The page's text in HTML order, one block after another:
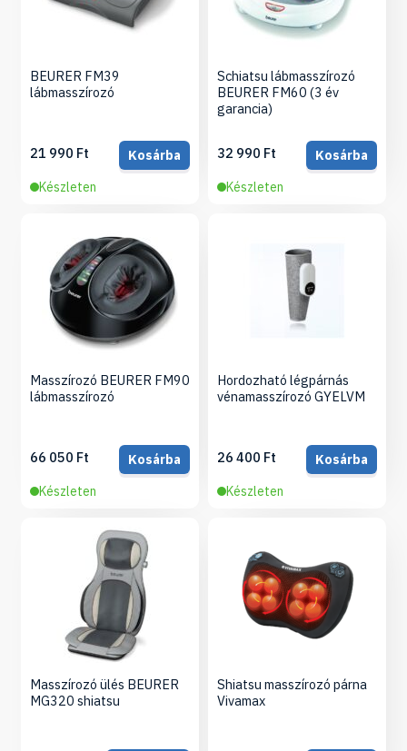
BEURER FM39
lábmasszírozó
21 990 Ft
Kosárba
Készleten
Schiatsu lábmasszírozó
BEURER FM60 (3 év
garancia)
32 990 Ft
Kosárba
Készleten
Masszírozó BEURER FM90
lábmasszírozó
66 050 Ft
Kosárba
Készleten
Hordozható légpárnás
vénamasszírozó GYELVM
26 400 Ft
Kosárba
Készleten
Masszírozó ülés BEURER
MG320 shiatsu
Shiatsu masszírozó párna
Vivamax